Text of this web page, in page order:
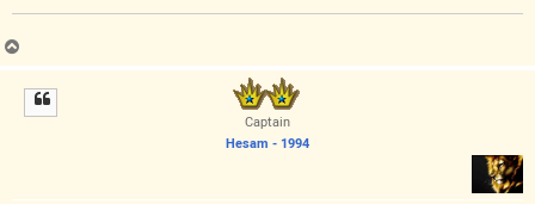
ب
ا
Captain
Hesam - 1994